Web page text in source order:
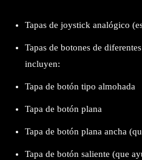
Tapas de joystick analógico
Tapas de botones de
incluyen:
Tapa de botón tipo almohada
Tapa de botón plana
Tapa de botón plana ancha
Tapa de botón saliente (que